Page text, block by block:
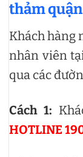
thảm
Khách hàng
nhân viên
qua các
Cách 1:
HOTLINE